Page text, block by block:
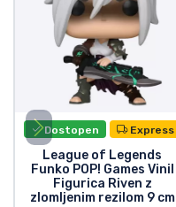
Dostopen Express
League of Legends
Funko POP! Games Vinil
Figurica Riven z
zlomljenim rezilom 9 cm